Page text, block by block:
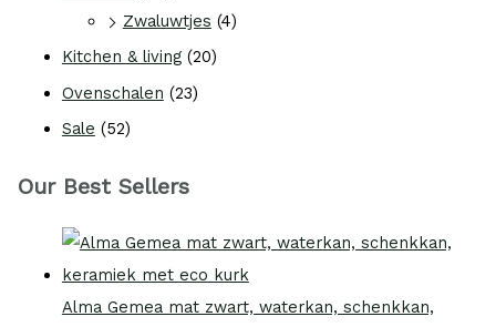
Zwaluwtjes (4)
Kitchen & living (20)
Ovenschalen (23)
Sale (52)
Our Best Sellers
Alma Gemea mat zwart, waterkan, schenkkan,